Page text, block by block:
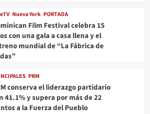
Nueva York PORTADA
Film Festival celebra 15
con una gala a casa llena y el
mundial de “La Fábrica de
PRM
conserva el liderazgo partidario
41.1% y supera por más de 22
a la Fuerza del Pueblo